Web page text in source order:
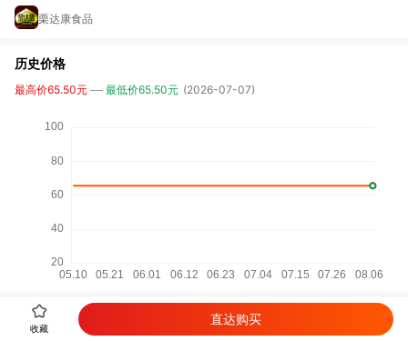
栗达康食品
历史价格
最高价65.50元 最低价65.50元 (2026-07-07)
相关商品
收藏
直达购买